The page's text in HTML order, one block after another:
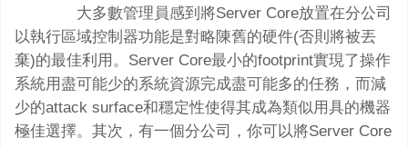
大多數管理員感到將Server Core放置在分公司
以執行區域控制器功能是對略陳舊的硬件(否則將被丟
棄)的最佳利用。Server Core最小的footprint實現了操作
系統用盡可能少的系統資源完成盡可能多的任務，而減
少的attack surface和穩定性使得其成為類似用具的機器
極佳選擇。其次，有一個分公司，你可以將Server Core